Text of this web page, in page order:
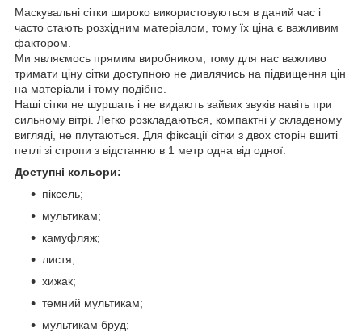
Маскувальні сітки широко використовуються в даний час і
часто стають розхідним матеріалом, тому їх ціна є важливим
фактором.
Ми являємось прямим виробником, тому для нас важливо
тримати ціну сітки доступною не дивлячись на підвищення цін
на матеріали і тому подібне.
Наші сітки не шуршать і не видають зайвих звуків навіть при
сильному вітрі. Легко розкладаються, компактні у складеному
вигляді, не плутаються. Для фіксації сітки з двох сторін вшиті
петлі зі стропи з відстанню в 1 метр одна від одної.
Доступні кольори:
піксель;
мультикам;
камуфляж;
листя;
хижак;
темний мультикам;
мультикам бруд;